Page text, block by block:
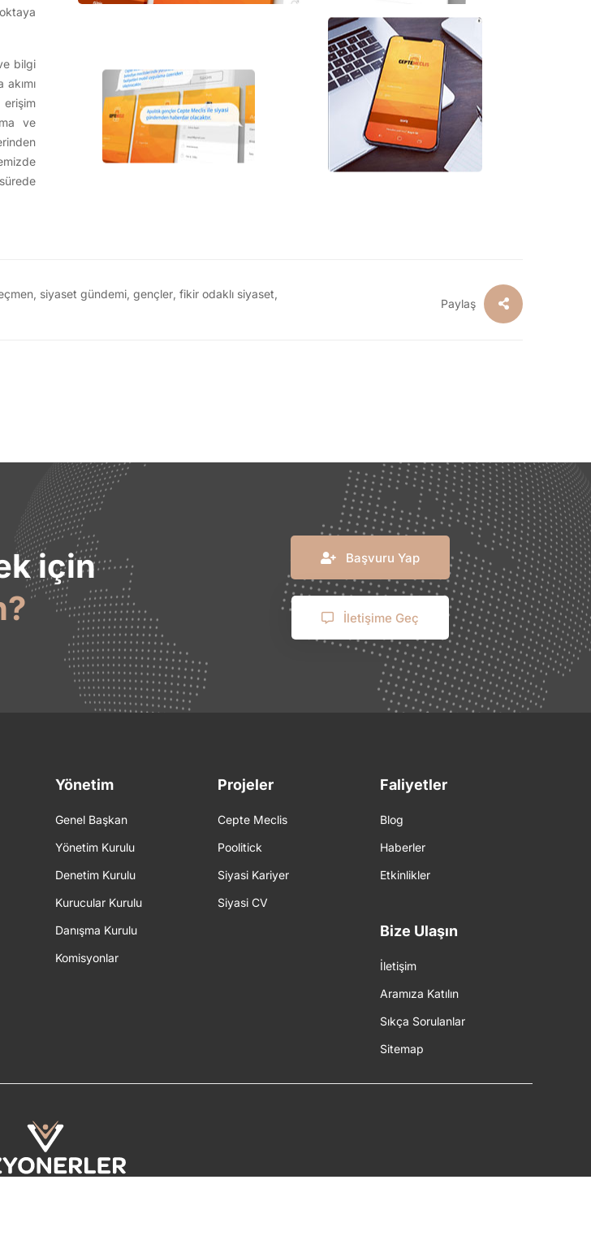
bilgi
ve
, siyaset gündemi, gençler, fikir odaklı siyaset,
Paylaş
için
Başvuru Yap
İletişime Geç
Yönetim
Genel Başkan
Yönetim Kurulu
Denetim Kurulu
Kurucular Kurulu
Danışma Kurulu
Komisyonlar
Projeler
Cepte Meclis
Poolitick
Siyasi Kariyer
Siyasi CV
Faliyetler
Blog
Haberler
Etkinlikler
Bize Ulaşın
İletişim
Aramıza Katılın
Sıkça Sorulanlar
Sitemap